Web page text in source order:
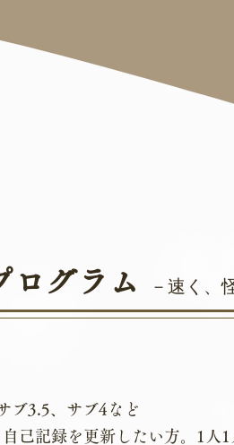
ログラム －速く、
ブ3.5、サブ4など
己記録を更新したい方。1人